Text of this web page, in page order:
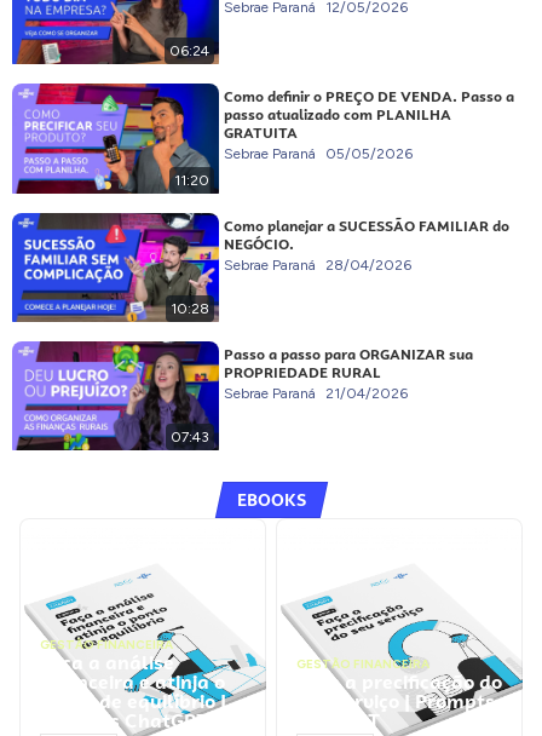
06:24
Sebrae Paraná 12/05/2026
11:20
Como definir o PREÇO DE VENDA. Passo a
passo atualizado com PLANILHA
GRATUITA
Sebrae Paraná 05/05/2026
10:28
Como planejar a SUCESSÃO FAMILIAR do
NEGÓCIO.
Sebrae Paraná 28/04/2026
07:43
Passo a passo para ORGANIZAR sua
PROPRIEDADE RURAL
Sebrae Paraná 21/04/2026
EBOOKS
GESTÃO FINANCEIRA
Faça a análise
financeira e atinja o
ponto de equilíbrio |
Prompts ChatGPT
GESTÃO FINANCEIRA
Faça a precificação do
seu serviço | Prompts
ChatGPT